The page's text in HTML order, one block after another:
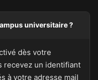
universitaire ?
dès votre
recevez un identifiant
à votre adresse mail